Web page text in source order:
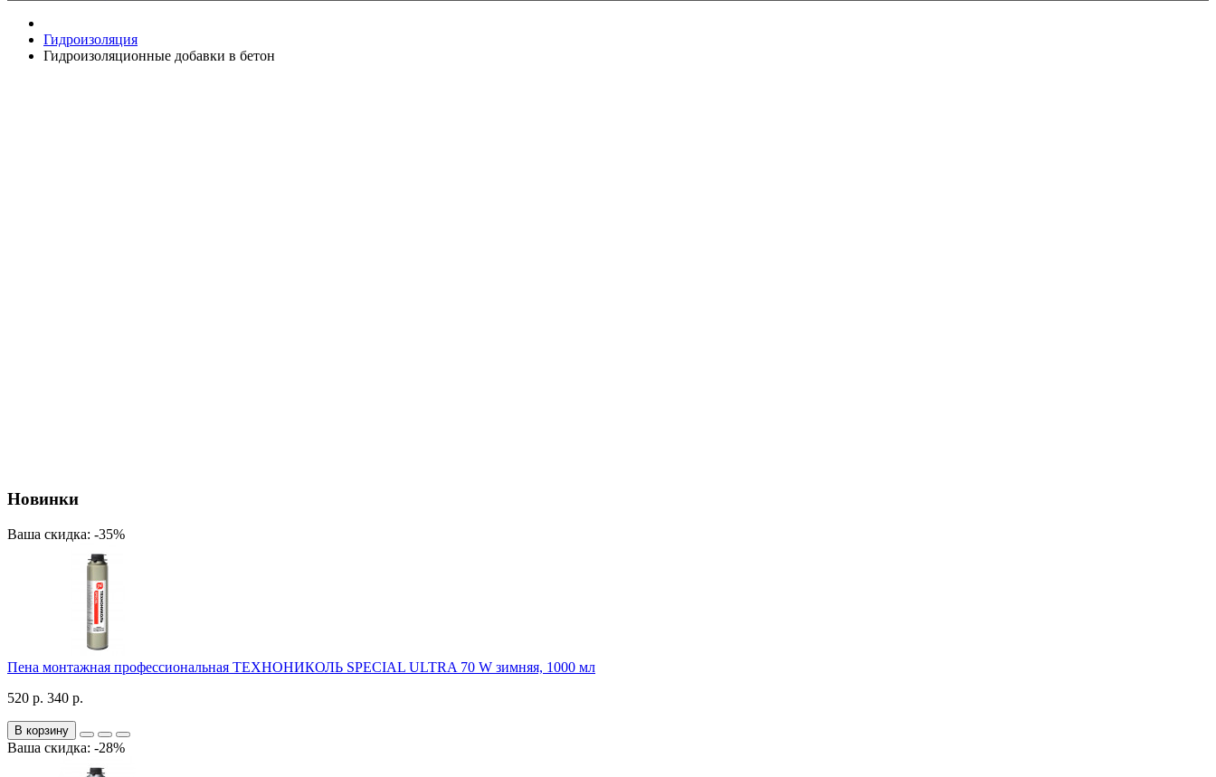
Гидроизоляция
Гидроизоляционные добавки в бетон
Новинки
Ваша скидка: -35%
Пена монтажная профессиональная ТЕХНОНИКОЛЬ SPECIAL ULTRA 70 W зимняя, 1000 мл
520 р. 340 р.
В корзину
Ваша скидка: -28%